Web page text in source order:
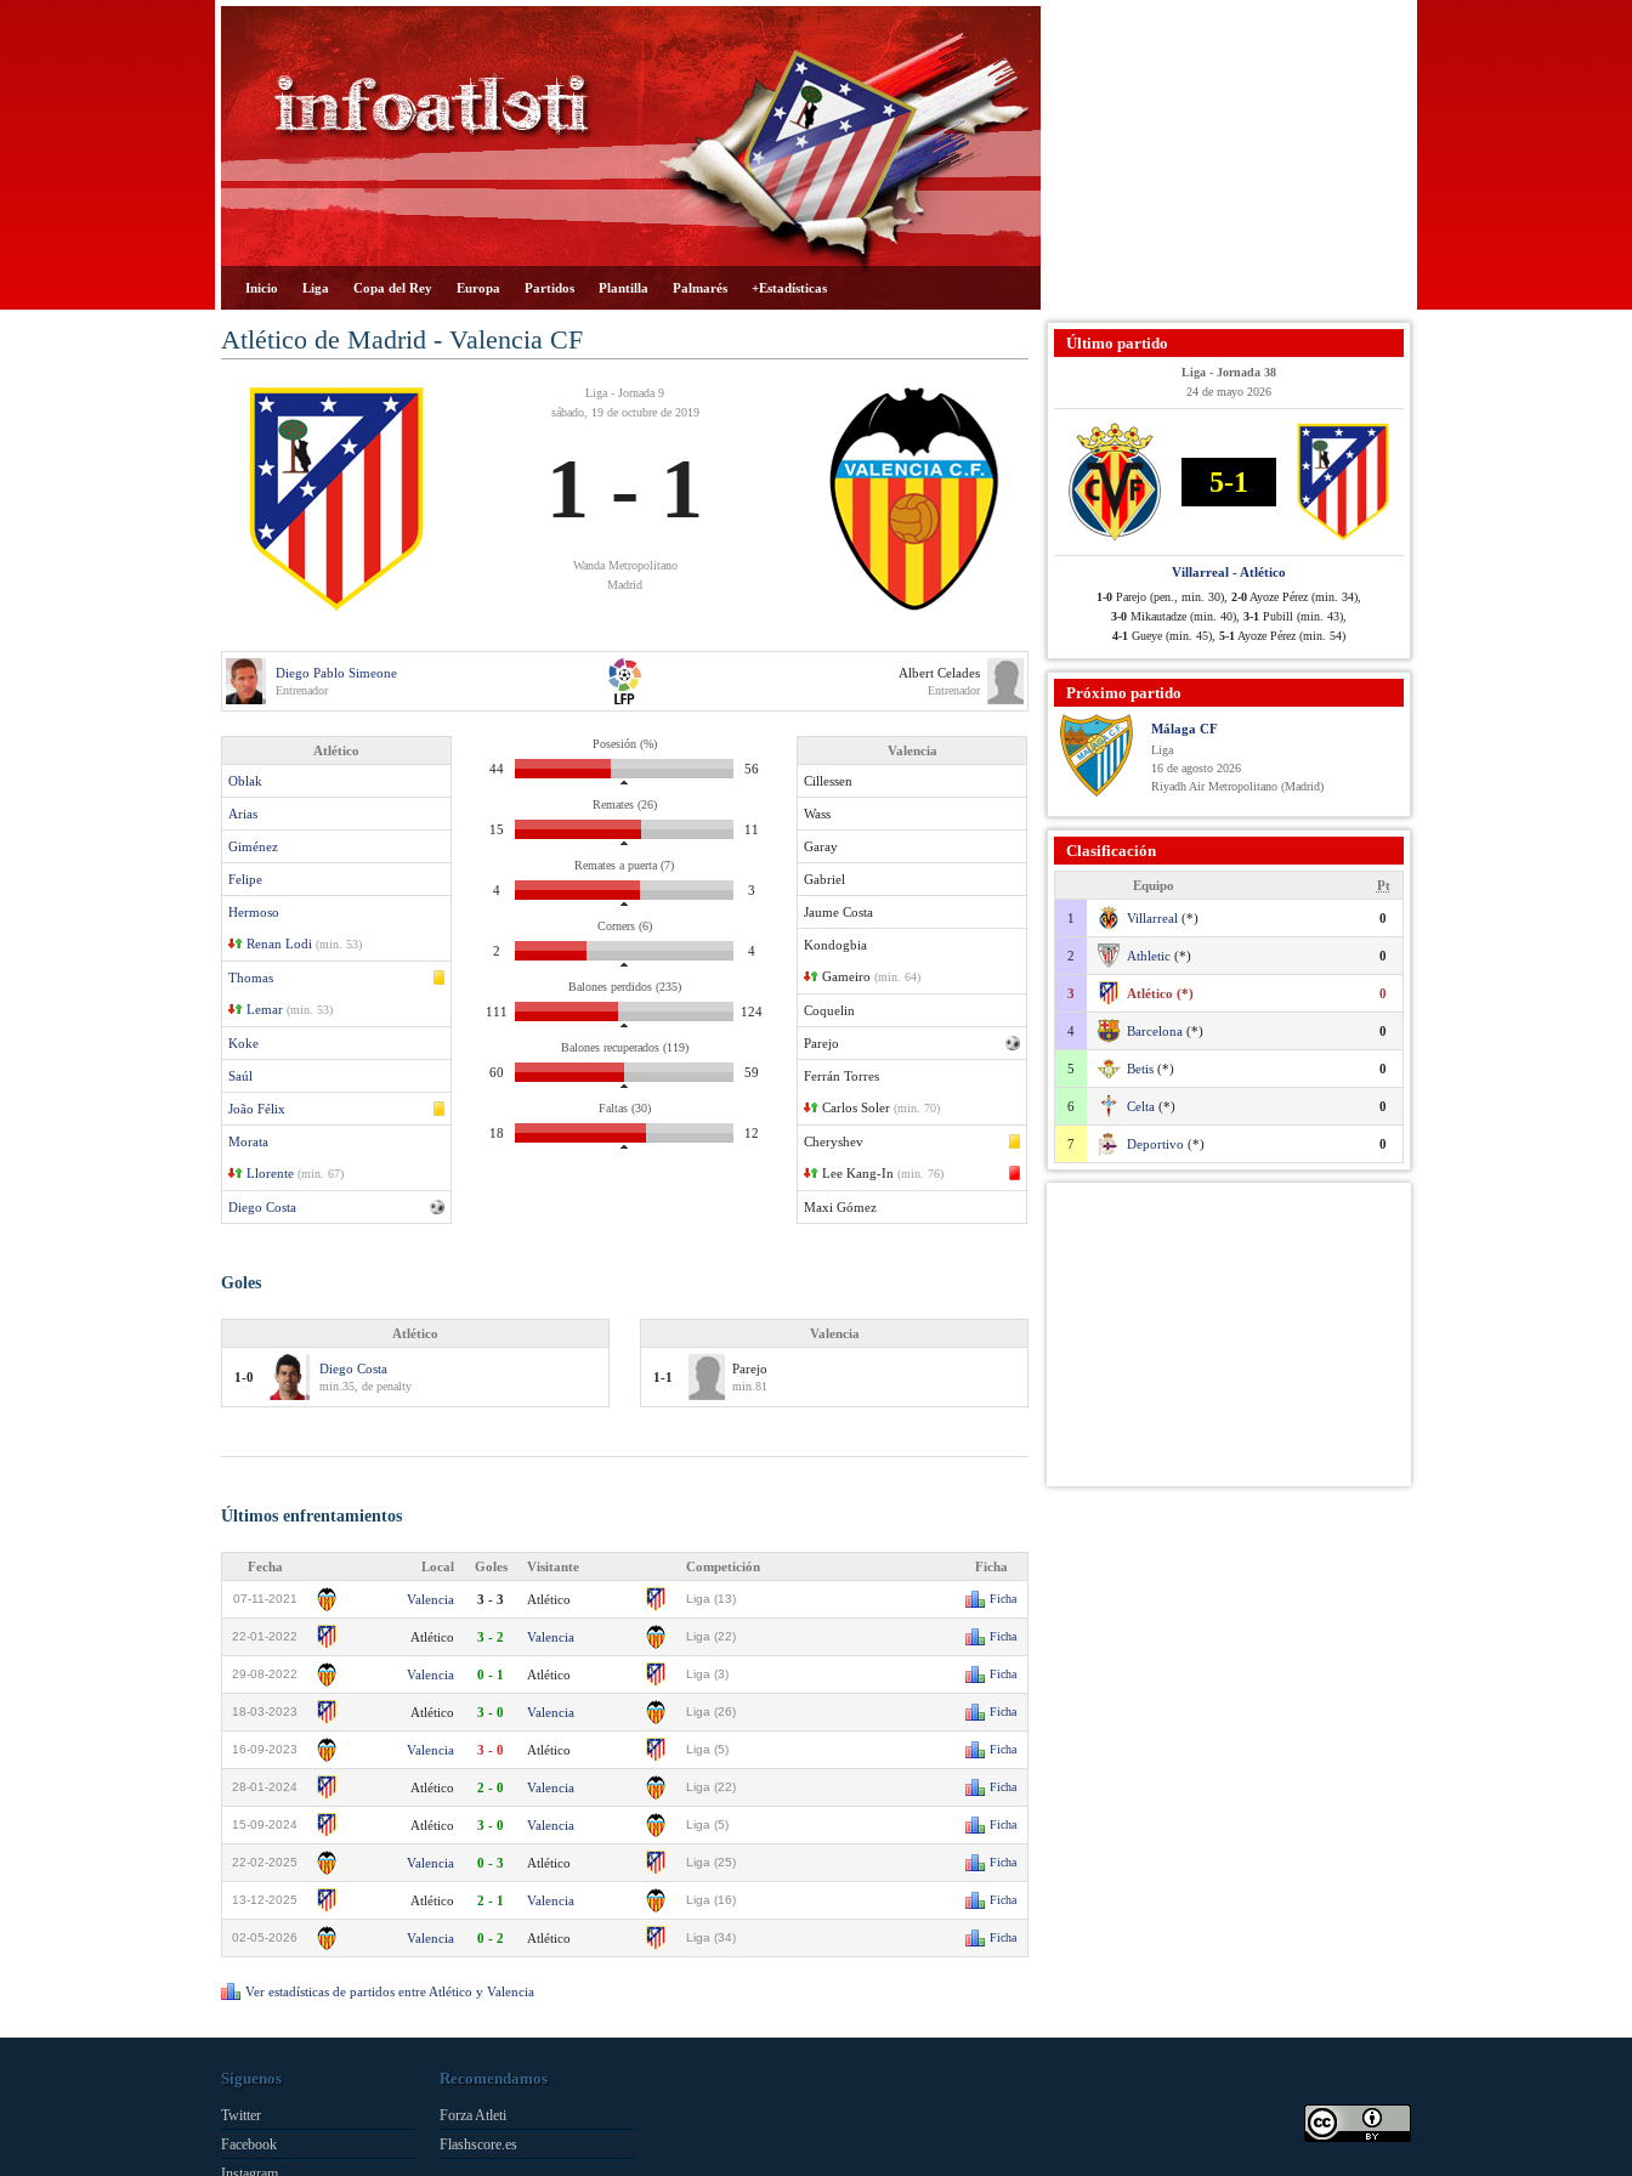
Inicio Liga Copa del Rey Europa Partidos Plantilla Palmarés +Estadísticas
Atlético de Madrid - Valencia CF
Liga - Jornada 9
sábado, 19 de octubre de 2019
1 - 1
Wanda Metropolitano
Madrid
Diego Pablo Simeone
Entrenador
Albert Celades
Entrenador
Atlético
Oblak
Arias
Giménez
Felipe
Hermoso
Renan Lodi (min. 53)
Thomas
Lemar (min. 53)
Koke
Saúl
João Félix
Morata
Llorente (min. 67)
Diego Costa
Posesión (%)
44 56
Remates (26)
15 11
Remates a puerta (7)
4 3
Corners (6)
2 4
Balones perdidos (235)
111 124
Balones recuperados (119)
60 59
Faltas (30)
18 12
Valencia
Cillessen
Wass
Garay
Gabriel
Jaume Costa
Kondogbia
Gameiro (min. 64)
Coquelin
Parejo
Ferrán Torres
Carlos Soler (min. 70)
Cheryshev
Lee Kang-In (min. 76)
Maxi Gómez
Goles
Atlético
1-0
Diego Costa
min.35, de penalty
Valencia
1-1
Parejo
min.81
Últimos enfrentamientos
Fecha Local Goles Visitante Competición Ficha
07-11-2021 Valencia 3 - 3 Atlético Liga (13) Ficha
22-01-2022 Atlético 3 - 2 Valencia Liga (22) Ficha
29-08-2022 Valencia 0 - 1 Atlético Liga (3) Ficha
18-03-2023 Atlético 3 - 0 Valencia Liga (26) Ficha
16-09-2023 Valencia 3 - 0 Atlético Liga (5) Ficha
28-01-2024 Atlético 2 - 0 Valencia Liga (22) Ficha
15-09-2024 Atlético 3 - 0 Valencia Liga (5) Ficha
22-02-2025 Valencia 0 - 3 Atlético Liga (25) Ficha
13-12-2025 Atlético 2 - 1 Valencia Liga (16) Ficha
02-05-2026 Valencia 0 - 2 Atlético Liga (34) Ficha
Ver estadísticas de partidos entre Atlético y Valencia
Último partido
Liga - Jornada 38
24 de mayo 2026
5-1
Villarreal - Atlético
1-0 Parejo (pen., min. 30), 2-0 Ayoze Pérez (min. 34),
3-0 Mikautadze (min. 40), 3-1 Pubill (min. 43),
4-1 Gueye (min. 45), 5-1 Ayoze Pérez (min. 54)
Próximo partido
Málaga CF
Liga
16 de agosto 2026
Riyadh Air Metropolitano (Madrid)
Clasificación
Equipo Pt
1 Villarreal (*) 0
2 Athletic (*) 0
3 Atlético (*) 0
4 Barcelona (*) 0
5 Betis (*) 0
6 Celta (*) 0
7 Deportivo (*) 0
Síguenos
Twitter
Facebook
Recomendamos
Forza Atleti
Flashscore.es